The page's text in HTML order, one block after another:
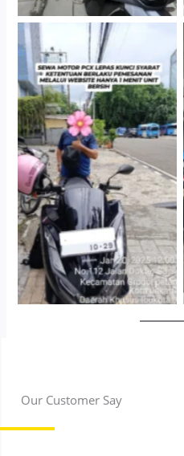
Antar Jemput Kendaraan
Our Customer Say